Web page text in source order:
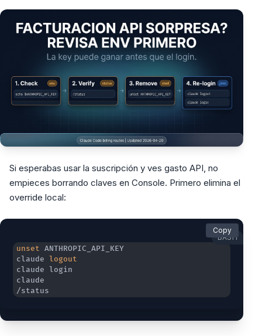
Si esperabas usar la suscripción y ves gasto API, no
empieces borrando claves en Console. Primero elimina el
override local:
BASH
unset
claude logout
/status
Copy